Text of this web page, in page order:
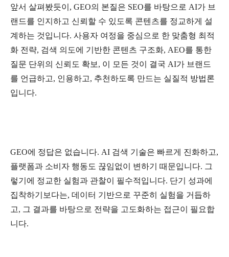
앞서 살펴봤듯이 , GEO의 본질은 SEO를 바탕으로 AI가 브
랜드를 인지하고 신뢰할 수 있도록 콘텐츠를 정교하게 설
계하는 것입니다. 사용자 여정을 중심으로 한 맞춤형 최적
화 전략, 검색 의도에 기반한 콘텐츠 구조화, AEO를 통한
질문 단위의 신뢰도 확보 , 이 모든 것이 결국 AI가 브랜드
를 언급하고, 인용하고, 추천하도록 만드는 실질적 방법론
입니다.
GEO에 정답은 없습니다. AI 검색 기술은 빠르게 진화하고,
플랫폼과 소비자 행동도 끊임없이 변하기 때문입니다. 그
렇기에 정교한 실험과 관찰이 필수적입니다. 단기
성과에
집착하기보다는, 데이터 기반으로 꾸준히 실험을 거듭하
고, 그 결과를 바탕으로 전략을 고도화하는 접근이
필요합
니다.